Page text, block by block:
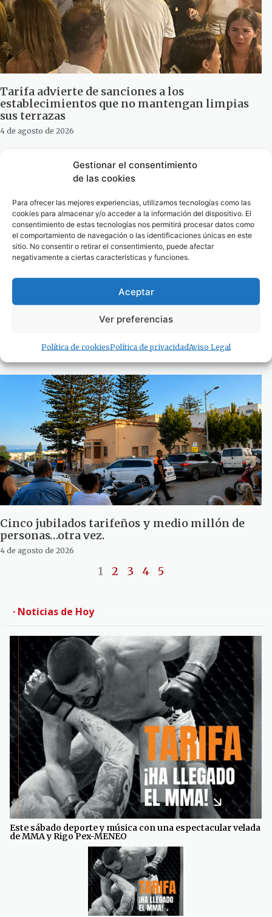
Gestionar el consentimiento
de las cookies
Para ofrecer las mejores experiencias, utilizamos tecnologías como las
cookies para almacenar y/o acceder a la información del dispositivo. El
consentimiento de estas tecnologías nos permitirá procesar datos como
el comportamiento de navegación o las identificaciones únicas en este
sitio. No consentir o retirar el consentimiento, puede afectar
negativamente a ciertas características y funciones.
Aceptar
Ver preferencias
Política de cookiesPolítica de privacidadAviso Legal
Tarifa advierte de sanciones a los
establecimientos que no mantengan limpias
sus terrazas
4 de agosto de 2026
50.000 personas con un sentimiento común:
Cinco jubilados tarifeños y medio millón de
personas…otra vez.
4 de agosto de 2026
1 2 3 4 5
· Noticias de Hoy
Este sábado deporte y música con una espectacular velada
de MMA y Rigo Pex-MENEO